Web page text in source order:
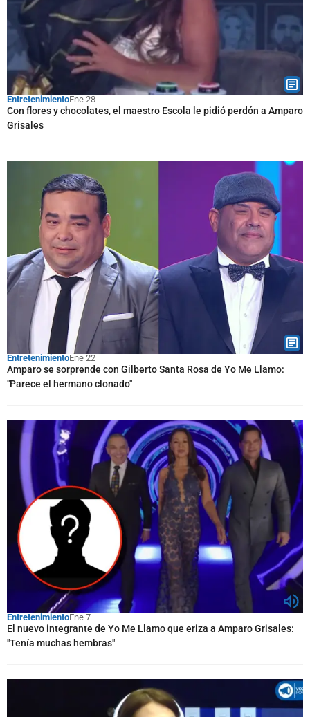
EntretenimientoEne 28
Con flores y chocolates, el maestro Escola le pidió perdón a Amparo
Grisales
EntretenimientoEne 22
Amparo se sorprende con Gilberto Santa Rosa de Yo Me Llamo:
"Parece el hermano clonado"
EntretenimientoEne 7
El nuevo integrante de Yo Me Llamo que eriza a Amparo Grisales:
"Tenía muchas hembras"